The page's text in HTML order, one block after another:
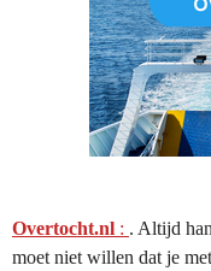
Overtocht.nl : . Altijd
moet niet willen dat je